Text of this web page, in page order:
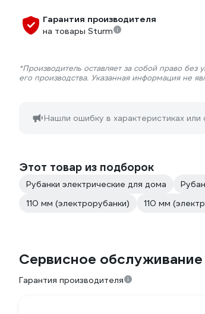
Гарантия производителя
на товары Sturm
*Производитель оставляет за собой право
его производства. Указанная информация не
Нашли ошибку в характеристиках или
Этот товар из подборок
Рубанки электрические для дома
110 мм (электрорубанки)
110 мм
Сервисное обслуживание
Гарантия производителя